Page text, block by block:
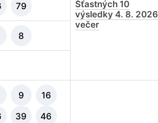
79
Šťastných 10
výsledky 4. 8. 2026
večer
8
9 16
39 46